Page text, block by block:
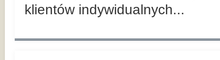
klientów indywidualnych...